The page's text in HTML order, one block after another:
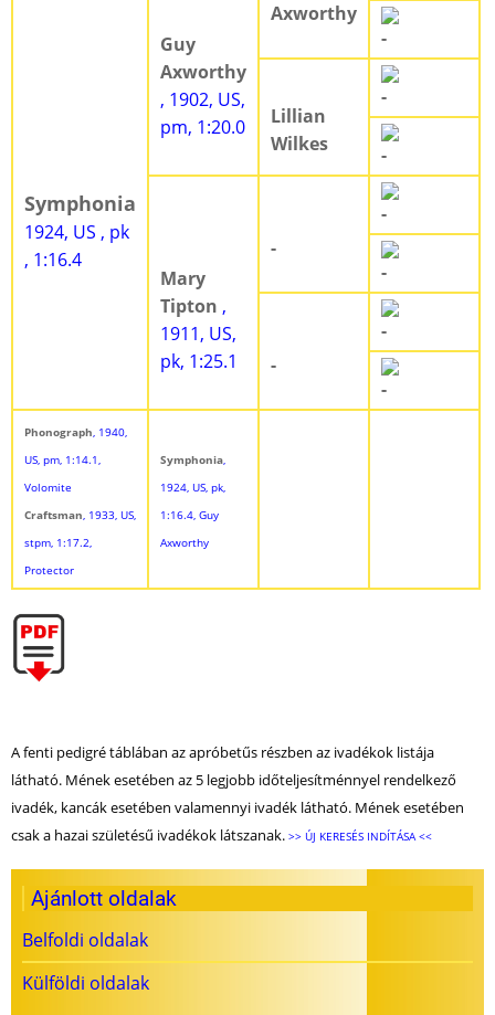
Symphonia
1924, US , pk
, 1:16.4
Guy
Axworthy
, 1902, US,
pm, 1:20.0
Axworthy
-
Lillian
Wilkes
-
-
Mary
Tipton ,
1911, US,
pk, 1:25.1
-
-
-
-
-
-
Phonograph, 1940,
US, pm, 1:14.1,
Volomite
Craftsman, 1933, US,
stpm, 1:17.2,
Protector
Symphonia,
1924, US, pk,
1:16.4, Guy
Axworthy
A fenti pedigré táblában az apróbetűs részben az ivadékok listája
látható. Mének esetében az 5 legjobb időteljesítménnyel rendelkező
ivadék, kancák esetében valamennyi ivadék látható. Mének esetében
csak a hazai születésű ivadékok látszanak. >> ÚJ KERESÉS INDÍTÁSA <<
Ajánlott oldalak
Belfoldi oldalak
Külföldi oldalak